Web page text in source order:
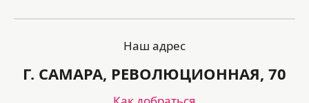
Наш адрес
Г. САМАРА, РЕВОЛЮЦИОННАЯ, 70